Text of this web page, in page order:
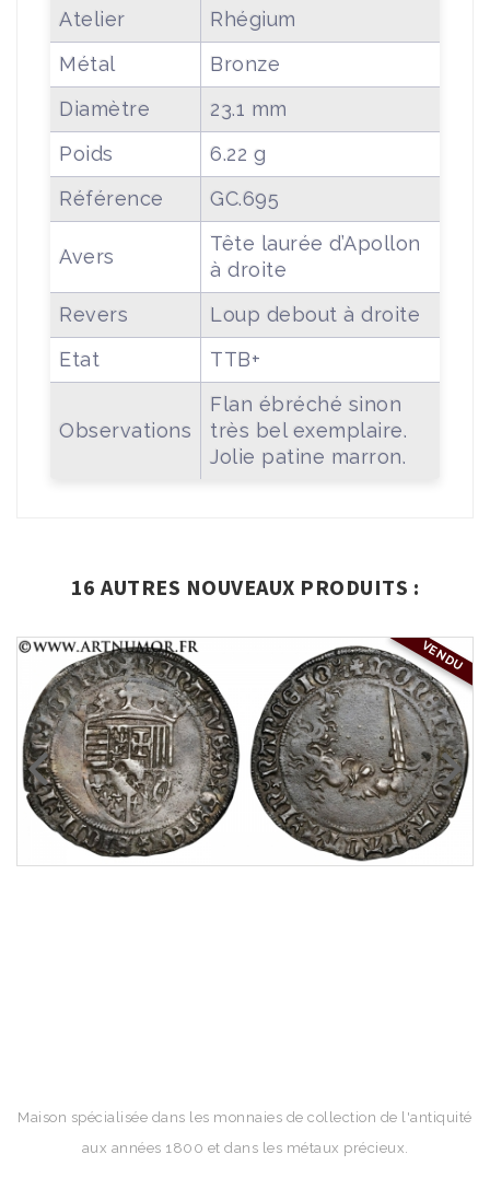
Atelier
Rhégium
Métal
Bronze
Diamètre
23.1 mm
Poids
6.22 g
Référence
GC.695
Avers
Tête laurée d’Apollon
à droite
Revers
Loup debout à droite
Etat
TTB+
Observations
Flan ébréché sinon
très bel exemplaire.
Jolie patine marron.
16 AUTRES NOUVEAUX PRODUITS :
VENDU
Maison spécialisée dans les monnaies de collection de l'antiquité
aux années 1800 et dans les métaux précieux.